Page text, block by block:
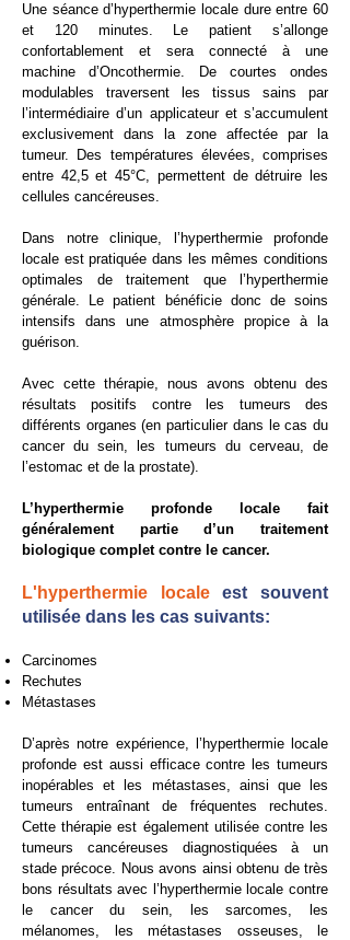
Une séance d’hyperthermie locale dure entre 60
et 120 minutes. Le patient s’allonge
confortablement et sera connecté à une
machine d’Oncothermie. De courtes ondes
modulables traversent les tissus sains par
l’intermédiaire d’un applicateur et s’accumulent
exclusivement dans la zone affectée par la
tumeur. Des températures élevées, comprises
entre 42,5 et 45°C, permettent de détruire les
cellules cancéreuses.
Dans notre clinique, l’hyperthermie profonde
locale est pratiquée dans les mêmes conditions
optimales de traitement que l’hyperthermie
générale. Le patient bénéficie donc de soins
intensifs dans une atmosphère propice à la
guérison.
Avec cette thérapie, nous avons obtenu des
résultats positifs contre les tumeurs des
différents organes (en particulier dans le cas du
cancer du sein, les tumeurs du cerveau, de
l’estomac et de la prostate).
L’hyperthermie profonde locale fait
généralement partie d’un traitement
biologique complet contre le cancer.
L'hyperthermie localeest souvent
utilisée dans les cas suivants:
Carcinomes
Rechutes
Métastases
D’après notre expérience, l’hyperthermie locale
profonde est aussi efficace contre les tumeurs
inopérables et les métastases, ainsi que les
tumeurs entraînant de fréquentes rechutes.
Cette thérapie est également utilisée contre les
tumeurs cancéreuses diagnostiquées à un
stade précoce. Nous avons ainsi obtenu de très
bons résultats avec l’hyperthermie locale contre
le cancer du sein, les sarcomes, les
mélanomes, les métastases osseuses, le